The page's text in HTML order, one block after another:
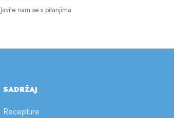
Javite nam se s pitanjima
SADRŽAJ
Recepture